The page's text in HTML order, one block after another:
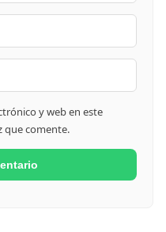
y web en este
que comente.